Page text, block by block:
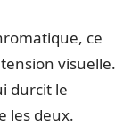
ce
visuelle.
durcit le
les deux.